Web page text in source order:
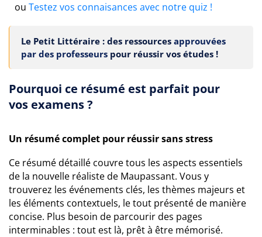
ou Testez vos connaisances avec notre quiz !
Le Petit Littéraire : des ressources approuvées
par des professeurs pour réussir vos études !
Pourquoi ce résumé est parfait pour
vos examens ?
Un résumé complet pour réussir sans stress
Ce résumé détaillé couvre tous les aspects essentiels
de la nouvelle réaliste de Maupassant. Vous y
trouverez les événements clés, les thèmes majeurs et
les éléments contextuels, le tout présenté de manière
concise. Plus besoin de parcourir des pages
interminables : tout est là, prêt à être mémorisé.